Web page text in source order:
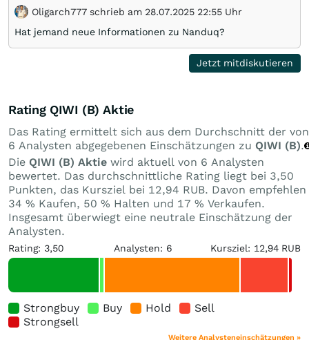
Oligarch777 schrieb am 28.07.2025 22:55 Uhr
Hat jemand neue Informationen zu Nanduq?
Jetzt mitdiskutieren
Rating QIWI (B) Aktie
Das Rating ermittelt sich aus dem Durchschnitt der von
6 Analysten abgegebenen Einschätzungen zu QIWI (B).
Die QIWI (B) Aktie wird aktuell von 6 Analysten
bewertet. Das durchschnittliche Rating liegt bei 3,50
Punkten, das Kursziel bei 12,94 RUB. Davon empfehlen
34 % Kaufen, 50 % Halten und 17 % Verkaufen.
Insgesamt überwiegt eine neutrale Einschätzung der
Analysten.
Rating: 3,50 Analysten: 6 Kursziel: 12,94 RUB
Strongbuy Buy Hold
Sell
Strongsell
Weitere Analysteneinschätzungen »